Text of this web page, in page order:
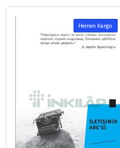
Hemen Kargo